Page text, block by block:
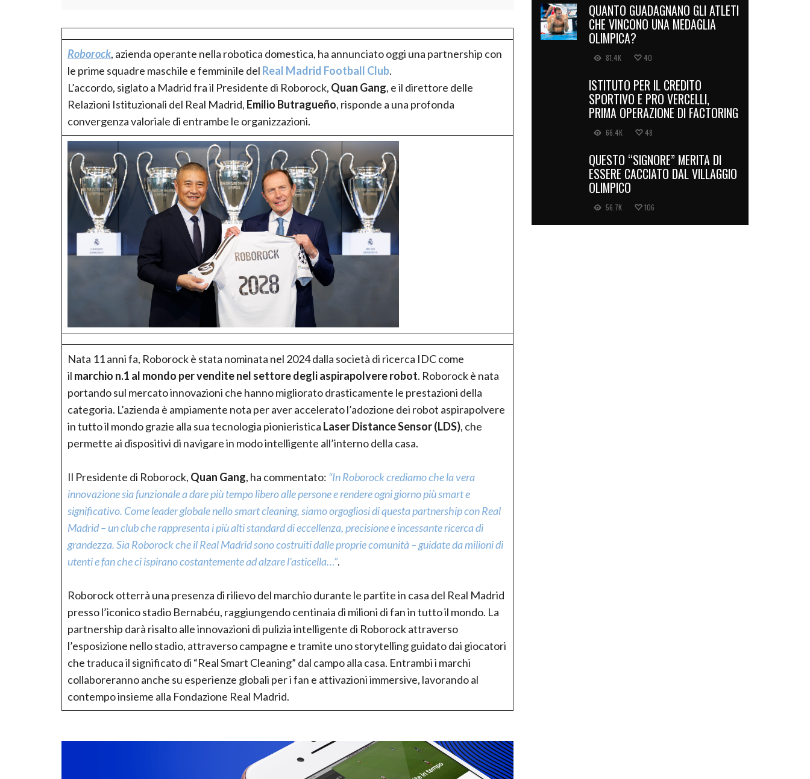
Roborock, azienda operante nella robotica domestica, ha annunciato oggi una partnership con
le prime squadre maschile e femminile del Real Madrid Football Club.
L’accordo, siglato a Madrid fra il Presidente di Roborock, Quan Gang, e il direttore delle
Relazioni Istituzionali del Real Madrid, Emilio Butragueño, risponde a una profonda
convergenza valoriale di entrambe le organizzazioni.
Nata 11 anni fa, Roborock è stata nominata nel 2024 dalla società di ricerca IDC come
il marchio n.1 al mondo per vendite nel settore degli aspirapolvere robot. Roborock è nata
portando sul mercato innovazioni che hanno migliorato drasticamente le prestazioni della
categoria. L’azienda è ampiamente nota per aver accelerato l’adozione dei robot aspirapolvere
in tutto il mondo grazie alla sua tecnologia pionieristica Laser Distance Sensor (LDS), che
permette ai dispositivi di navigare in modo intelligente all’interno della casa.
Il Presidente di Roborock, Quan Gang, ha commentato: “In Roborock crediamo che la vera
innovazione sia funzionale a dare più tempo libero alle persone e rendere ogni giorno più smart e
significativo. Come leader globale nello smart cleaning, siamo orgogliosi di questa partnership con Real
Madrid – un club che rappresenta i più alti standard di eccellenza, precisione e incessante ricerca di
grandezza. Sia Roborock che il Real Madrid sono costruiti dalle proprie comunità – guidate da milioni di
utenti e fan che ci ispirano costantemente ad alzare l’asticella…”.
Roborock otterrà una presenza di rilievo del marchio durante le partite in casa del Real Madrid
presso l’iconico stadio Bernabéu, raggiungendo centinaia di milioni di fan in tutto il mondo. La
partnership darà risalto alle innovazioni di pulizia intelligente di Roborock attraverso
l’esposizione nello stadio, attraverso campagne e tramite uno storytelling guidato dai giocatori
che traduca il significato di “Real Smart Cleaning” dal campo alla casa. Entrambi i marchi
collaboreranno anche su esperienze globali per i fan e attivazioni immersive, lavorando al
contempo insieme alla Fondazione Real Madrid.
QUANTO GUADAGNANO GLI ATLETI
CHE VINCONO UNA MEDAGLIA
OLIMPICA?
81.4K 40
ISTITUTO PER IL CREDITO
SPORTIVO E PRO VERCELLI,
PRIMA OPERAZIONE DI FACTORING
66.4K 48
QUESTO “SIGNORE” MERITA DI
ESSERE CACCIATO DAL VILLAGGIO
OLIMPICO
56.7K 106